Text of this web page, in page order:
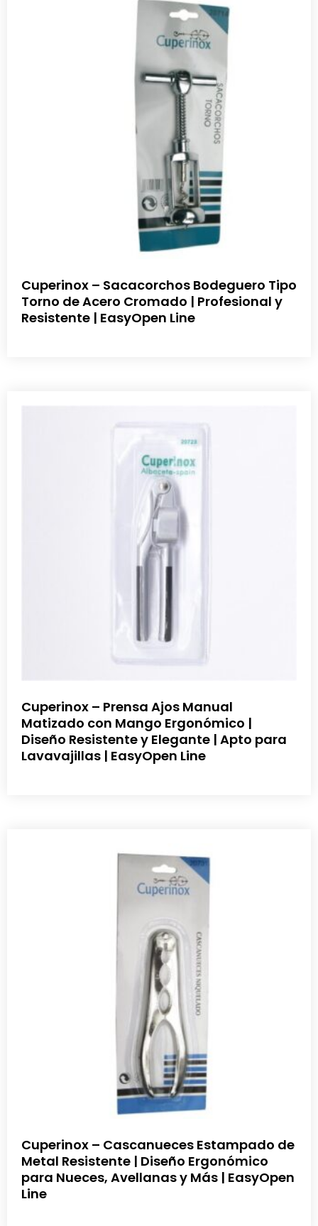
Cuperinox – Sacacorchos Bodeguero Tipo
Torno de Acero Cromado | Profesional y
Resistente | EasyOpen Line
Cuperinox – Prensa Ajos Manual
Matizado con Mango Ergonómico |
Diseño Resistente y Elegante | Apto para
Lavavajillas | EasyOpen Line
Cuperinox – Cascanueces Estampado de
Metal Resistente | Diseño Ergonómico
para Nueces, Avellanas y Más | EasyOpen
Line